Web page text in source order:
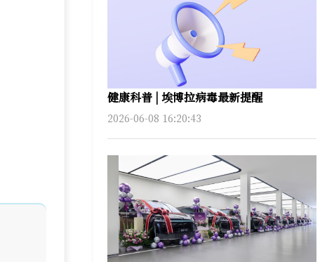
健康科普 | 埃博拉病毒最新提醒
2026-06-08 16:20:43